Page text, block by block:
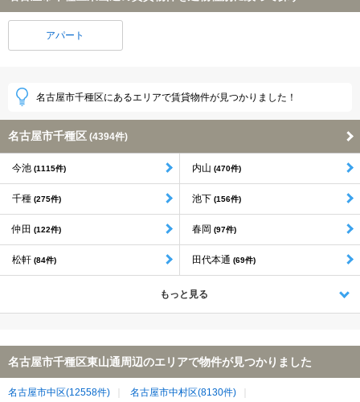
アパート
名古屋市千種区にあるエリアで賃貸物件が見つかりました！
名古屋市千種区 (4394件)
今池 (1115件) 内山 (470件)
千種 (275件) 池下 (156件)
仲田 (122件) 春岡 (97件)
松軒 (84件) 田代本通 (69件)
もっと見る
名古屋市千種区東山通周辺のエリアで物件が見つかりました
名古屋市中区(12558件)
名古屋市中村区(8130件)